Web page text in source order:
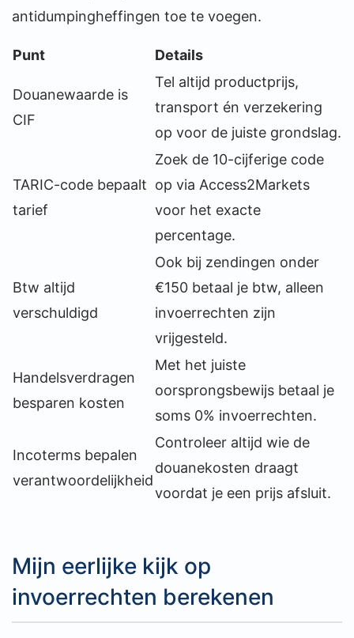
antidumpingheffingen toe te voegen.
Punt Details
Douanewaarde is
CIF
Tel altijd productprijs,
transport én verzekering
op voor de juiste grondslag.
TARIC-code bepaalt
tarief
Zoek de 10-cijferige code
op via Access2Markets
voor het exacte
percentage.
Btw altijd
verschuldigd
Ook bij zendingen onder
€150 betaal je btw, alleen
invoerrechten zijn
vrijgesteld.
Handelsverdragen
besparen kosten
Met het juiste
oorsprongsbewijs betaal je
soms 0% invoerrechten.
Incoterms bepalen
verantwoordelijkheid
Controleer altijd wie de
douanekosten draagt
voordat je een prijs afsluit.
Mijn eerlijke kijk op
invoerrechten berekenen